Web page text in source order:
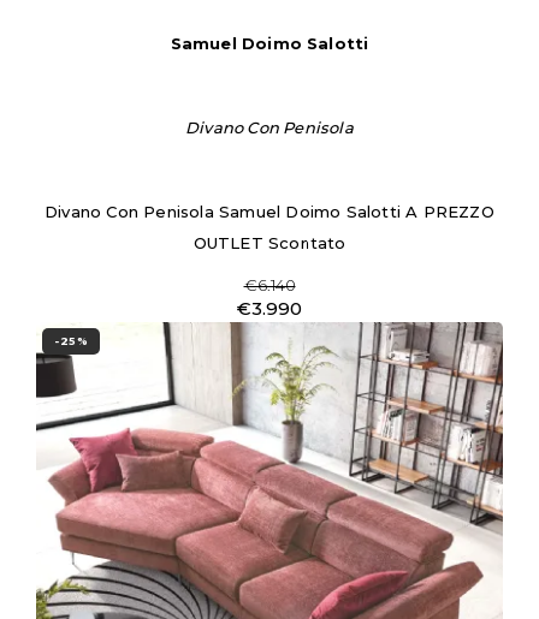
Samuel Doimo Salotti
Divano Con Penisola
Divano Con Penisola Samuel Doimo Salotti A PREZZO
OUTLET Scontato
€6.140
€3.990
-25%